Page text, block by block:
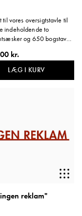
til vores oversigtstavle til
indeholdende to
og 650 bogstaver.
18 rum. Højden på
er 13 mm.
kr.
LÆG I KURV
reklam"